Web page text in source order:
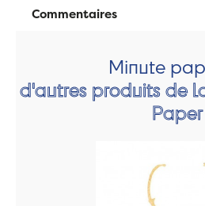
Commentaires
Minute
d'autres produits de
Paper